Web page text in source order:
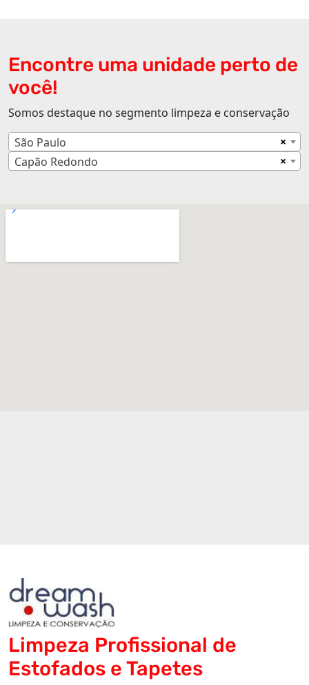
Encontre uma unidade perto de
você!
Somos destaque no segmento limpeza e conservação
×
São Paulo
×
Capão Redondo
Limpeza Profissional de
Estofados e Tapetes